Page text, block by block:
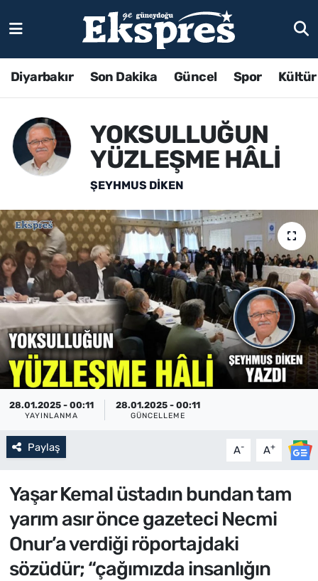
Diyarbakır Son Dakika Güncel Spor
YOKSULLUĞUN
YÜZLEŞME HÂLİ
ŞEYHMUS DİKEN
28.01.2025 - 00:11
YAYINLANMA
28.01.2025 - 00:11
GÜNCELLEME
Paylaş A- A+
Yaşar Kemal üstadın bundan tam
yarım asır önce gazeteci Necmi
Onur’a verdiği röportajdaki
sözüdür; “çağımızda insanlığın